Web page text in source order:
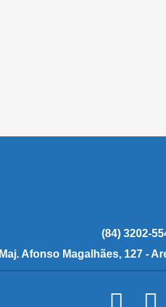
(84) 3202-
Afonso Magalhães, 127 -